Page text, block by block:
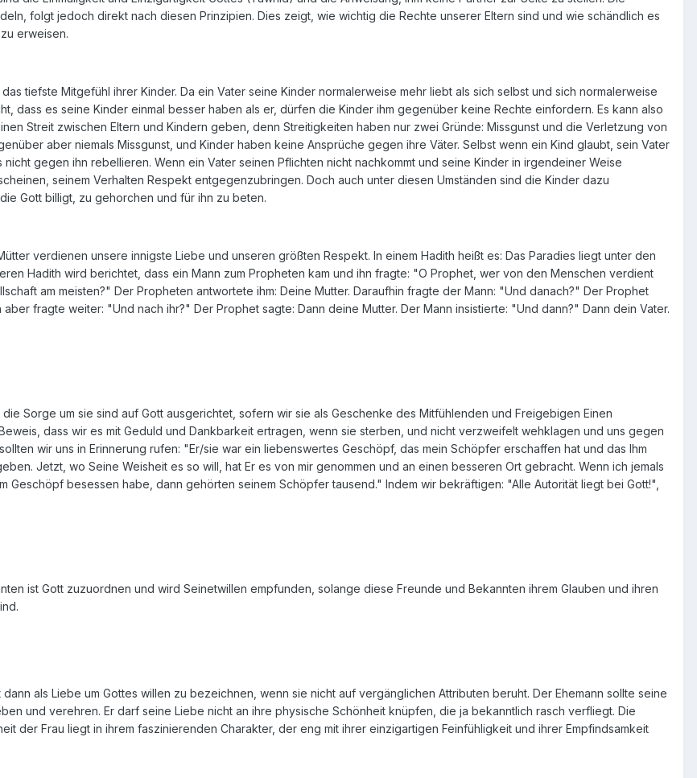
folgt jedoch direkt nach diesen Prinzipien. Dies zeigt, wie wichtig die Rechte unserer Eltern sind und wie schändlich es
erweisen.
tiefste Mitgefühl ihrer Kinder. Da ein Vater seine Kinder normalerweise mehr liebt als sich selbst und sich normalerweise
dass es seine Kinder einmal besser haben als er, dürfen die Kinder ihm gegenüber keine Rechte einfordern. Es kann also
Streit zwischen Eltern und Kindern geben, denn Streitigkeiten haben nur zwei Gründe: Missgunst und die Verletzung von
aber niemals Missgunst, und Kinder haben keine Ansprüche gegen ihre Väter. Selbst wenn ein Kind glaubt, sein Vater
gegen ihn rebellieren. Wenn ein Vater seinen Pflichten nicht nachkommt und seine Kinder in irgendeiner Weise
seinem Verhalten Respekt entgegenzubringen. Doch auch unter diesen Umständen sind die Kinder dazu
Gott billigt, zu gehorchen und für ihn zu beten.
verdienen unsere innigste Liebe und unseren größten Respekt. In einem Hadith heißt es: Das Paradies liegt unter den
Hadith wird berichtet, dass ein Mann zum Propheten kam und ihn fragte: "O Prophet, wer von den Menschen verdient
am meisten?" Der Propheten antwortete ihm: Deine Mutter. Daraufhin fragte der Mann: "Und danach?" Der Prophet
fragte weiter: "Und nach ihr?" Der Prophet sagte: Dann deine Mutter. Der Mann insistierte: "Und dann?" Dann dein Vater.
Sorge um sie sind auf Gott ausgerichtet, sofern wir sie als Geschenke des Mitfühlenden und Freigebigen Einen
dass wir es mit Geduld und Dankbarkeit ertragen, wenn sie sterben, und nicht verzweifelt wehklagen und uns gegen
wir uns in Erinnerung rufen: "Er/sie war ein liebenswertes Geschöpf, das mein Schöpfer erschaffen hat und das Ihm
Jetzt, wo Seine Weisheit es so will, hat Er es von mir genommen und an einen besseren Ort gebracht. Wenn ich jemals
Geschöpf besessen habe, dann gehörten seinem Schöpfer tausend." Indem wir bekräftigen: "Alle Autorität liegt bei Gott!",
ist Gott zuzuordnen und wird Seinetwillen empfunden, solange diese Freunde und Bekannten ihrem Glauben und ihren
als Liebe um Gottes willen zu bezeichnen, wenn sie nicht auf vergänglichen Attributen beruht. Der Ehemann sollte seine
und verehren. Er darf seine Liebe nicht an ihre physische Schönheit knüpfen, die ja bekanntlich rasch verfliegt. Die
der Frau liegt in ihrem faszinierenden Charakter, der eng mit ihrer einzigartigen Feinfühligkeit und ihrer Empfindsamkeit